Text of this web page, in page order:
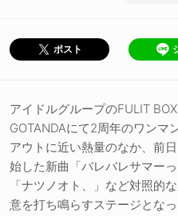
ポスト
アイドルグループのFULIT
GOTANDAにて2周年のワンマ
アウトに近い熱量のなか、前
始した新曲「バレバレサマー
「ナツノオト、」など対照的
意を打ち鳴らすステージとな